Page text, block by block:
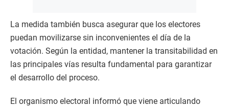
La medida también busca asegurar que los electores
puedan movilizarse sin inconvenientes el día de la
votación. Según la entidad, mantener la transitabilidad en
las principales vías resulta fundamental para garantizar
el desarrollo del proceso.
El organismo electoral informó que viene articulando